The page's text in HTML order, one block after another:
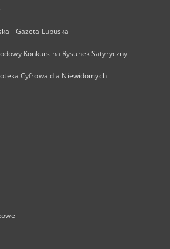
- Gazeta Lubuska
Konkurs na Rysunek Satyryczny
Cyfrowa dla Niewidomych